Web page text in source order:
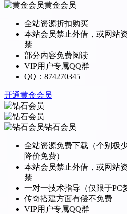
黄金会员
全站资源折扣购买
本站会员禁止外借，或网站
禁
部分内容免费阅读
VIP用户专属QQ群
QQ：874270345
开通黄金会员
钻石会员
全站资源免费下载（个别极
降价免费）
本站会员禁止外借，或网站
禁
一对一技术指导（仅限于PC
传奇搭建方面有偿不免费
VIP用户专属QQ群